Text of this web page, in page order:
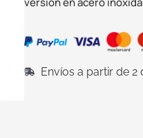
Envíos a partir de 2